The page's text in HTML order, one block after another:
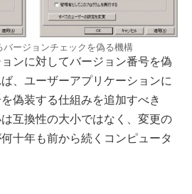
ージョンチェックを偽る機構
ンに対してバージョン番号を偽
、ユーザーアプリケーションに
偽装する仕組みを追加すべき
互換性の大小ではなく、変更の
十年も前から続くコンピュータ